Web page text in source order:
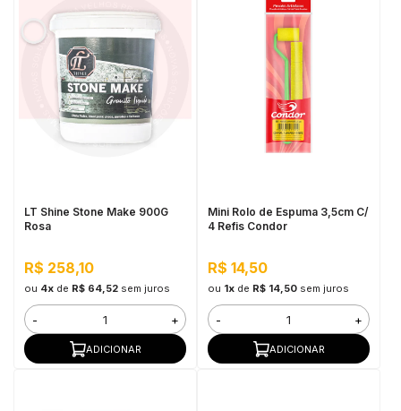
LT Shine Stone Make 900G
Rosa
R$ 258,10
ou 4xde R$ 64,52 sem juros
- +
ADICIONAR
Mini Rolo de Espuma 3,5cm C/
4 Refis Condor
R$ 14,50
ou 1xde R$ 14,50 sem juros
- +
ADICIONAR